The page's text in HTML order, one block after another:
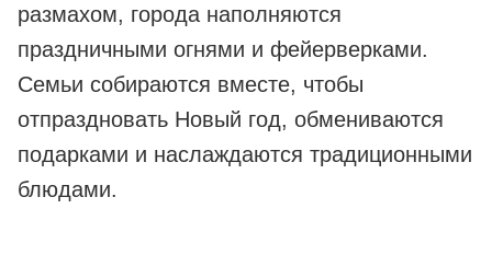
размахом, города наполняются
праздничными огнями и фейерверками.
Семьи собираются вместе, чтобы
отпраздновать Новый год, обмениваются
подарками и наслаждаются традиционными
блюдами.